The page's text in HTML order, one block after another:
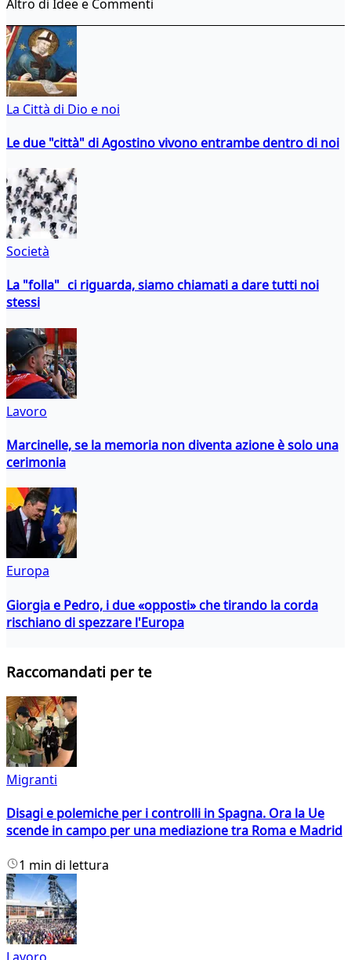
Altro di Idee e Commenti
La Città di Dio e noi
Le due "città" di Agostino vivono entrambe dentro di noi
Società
La "folla" ci riguarda, siamo chiamati a dare tutti noi
stessi
Lavoro
Marcinelle, se la memoria non diventa azione è solo una
cerimonia
Europa
Giorgia e Pedro, i due «opposti» che tirando la corda
rischiano di spezzare l'Europa
Raccomandati per te
Migranti
Disagi e polemiche per i controlli in Spagna. Ora la Ue
scende in campo per una mediazione tra Roma e Madrid
1 min di lettura